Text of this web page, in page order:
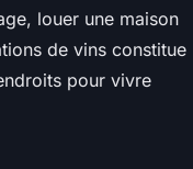
louer une maison
de vins constitue
pour vivre